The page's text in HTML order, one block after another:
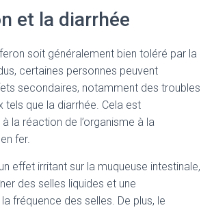
et la diarrhée
soit généralement bien toléré par la
certaines personnes peuvent
secondaires, notamment des troubles
tels que la diarrhée. Cela est
la réaction de l’organisme à la
fer.
effet irritant sur la muqueuse intestinale,
des selles liquides et une
fréquence des selles. De plus, le